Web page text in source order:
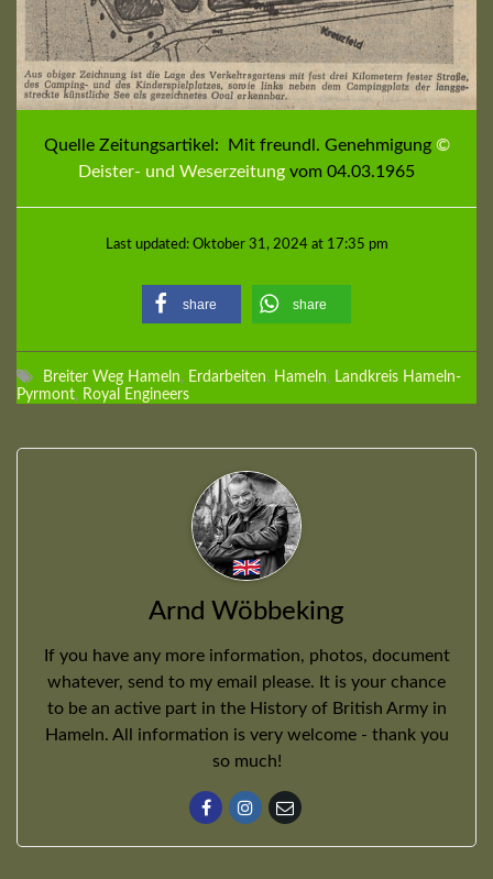
Quelle Zeitungsartikel: Mit freundl. Genehmigung ©
Deister- und Weserzeitung vom 04.03.1965
Last updated: Oktober 31, 2024 at 17:35 pm
share share
Breiter Weg Hameln, Erdarbeiten, Hameln, Landkreis Hameln-
Pyrmont, Royal Engineers
Arnd Wöbbeking
If you have any more information, photos, document
whatever, send to my email please. It is your chance
to be an active part in the History of British Army in
Hameln. All information is very welcome - thank you
so much!